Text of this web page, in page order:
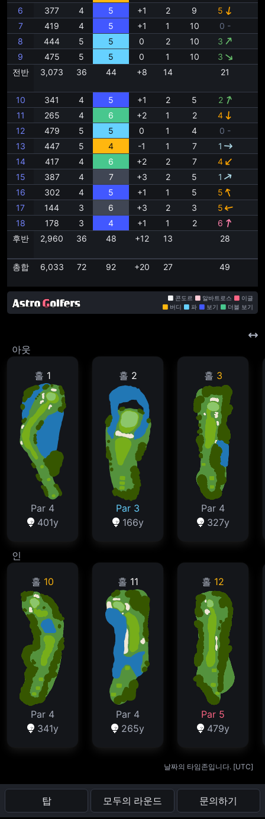
6
377 4 5 +1 2 9 5
7
419 4 5 +1 1 10 0 -
8
444 5 5 0 2 10 3
9
475 5 5 0 1 10 3
전반
3,073 36 44 +8 14 21
10 341 4 5 +1 2 5 2
11
265 4 6 +2 1 2 4
12
479 5 5 0 1 4 0 -
13
447 5 4 -1 1 7 1
14
417 4 6 +2 2 7 4
15
387 4 7 +3 2 5 1
16
302 4 5 +1 1 5 5
17
144 3 6 +3 2 3 5
18
178 3 4 +1 1 2 6
후반
2,960 36 48 +12 13 28
총합 6,033 72 92 +20 27 49
콘도르 알바트로스
이글
버디
파 보기 더블 보기
아웃
홀 1
Par 4
401y
인
홀 10
Par 4
341y
홀 2
Par 3
166y
홀 11
Par 4
265y
홀 3
Par 4
327y
홀 12
Par 5
479y
날짜의 타임존입니다. [UTC]
탑 모두의 라운드 문의하기